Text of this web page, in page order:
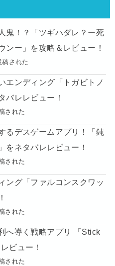
鬼！？「ツギハダレ？ー死
ンー」を攻略＆レビュー！
された
エンディング「トガビトノ
バレレビュー！
された
るデスゲームアプリ！「鈍
をネタバレレビュー！
された
ング「ファルコンスクワッ
された
へ導く戦略アプリ 「Stick
ビュー！
された